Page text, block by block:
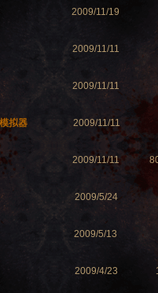
2009/11/19
2009/11/11
2009/11/11
拟器 2009/11/11
2009/11/11
2009/5/24
2009/5/13
2009/4/23